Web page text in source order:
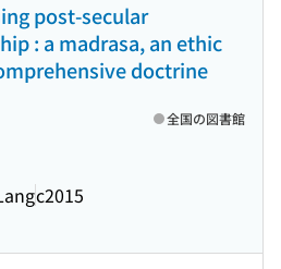
post-secular
: a madrasa, an ethic
doctrine
c2015
全国の図書館